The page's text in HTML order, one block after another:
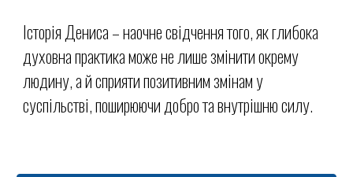
Історія Дениса –наочнесвідчення того, як глибока
духовна практика може не лише змінити окрему
людину, а й сприяти позитивним змінам у
суспільстві, поширюючи добро та внутрішню силу.